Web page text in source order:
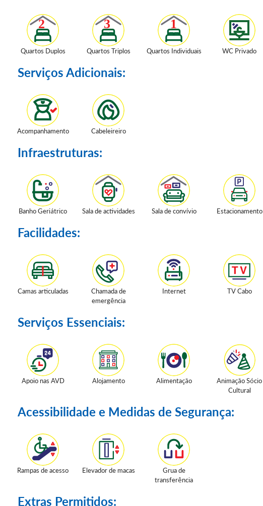
Quartos Duplos Quartos Triplos Quartos Individuais WC Privado
Serviços Adicionais:
Acompanhamento Cabeleireiro
Infraestruturas:
Banho Geriátrico Sala de actividades Sala de convívio Estacionamento
Facilidades:
Camas articuladas
Chamada de
emergência
Internet TV Cabo
Serviços Essenciais:
Apoio nas AVD Alojamento Alimentação
Animação Sócio
Cultural
Acessibilidade e Medidas de Segurança:
Rampas de acesso Elevador de macas
Grua de
transferência
Extras Permitidos: